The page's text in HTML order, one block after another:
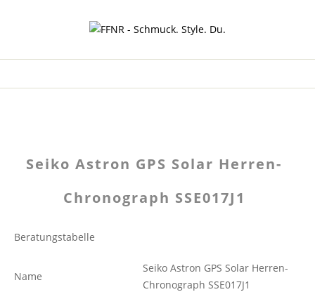
Seiko Astron GPS Solar Herren-
Chronograph SSE017J1
Beratungstabelle
Name
Seiko Astron GPS Solar Herren-
Chronograph SSE017J1